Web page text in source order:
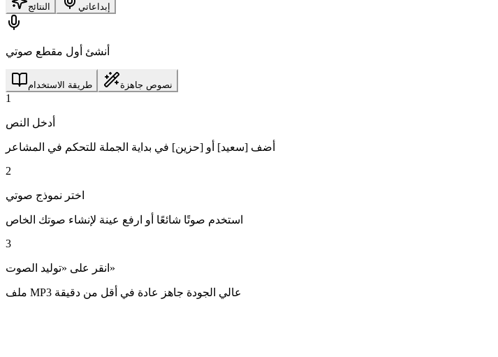
النتائج إبداعاتي
أنشئ أول مقطع صوتي
طريقة الاستخدام نصوص جاهزة
1
أدخل النص
أضف [سعيد] أو [حزين] في بداية الجملة للتحكم في المشاعر
2
اختر نموذج صوتي
استخدم صوتًا شائعًا أو ارفع عينة لإنشاء صوتك الخاص
3
انقر على «توليد الصوت»
ملف MP3 عالي الجودة جاهز عادة في أقل من دقيقة